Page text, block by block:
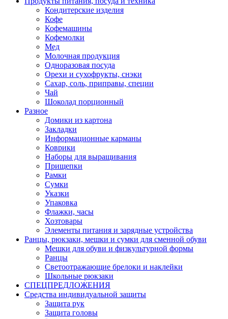
Кондитерские изделия
Кофе
Кофемашины
Кофемолки
Мед
Молочная продукция
Одноразовая посуда
Орехи и сухофрукты, снэки
Сахар, соль, приправы, специи
Чай
Шоколад порционный
Разное
Домики из картона
Закладки
Информационные карманы
Коврики
Наборы для выращивания
Прищепки
Рамки
Сумки
Указки
Упаковка
Флажки, часы
Хозтовары
Элементы питания и зарядные устройства
Ранцы, рюкзаки, мешки и сумки для сменной обуви
Мешки для обуви и физкультурной формы
Ранцы
Светоотражающие брелоки и наклейки
Школьные рюкзаки
СПЕЦПРЕДЛОЖЕНИЯ
Средства индивидуальной защиты
Защита рук
Защита головы